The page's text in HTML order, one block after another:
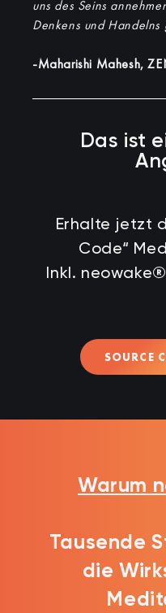
uns des Seins
Denkens und Handelns
-Maharishi Mahesh,
Das ist
Erhalte jetzt
Code“
Inkl.
SOURCE
Warum
Tausende
die